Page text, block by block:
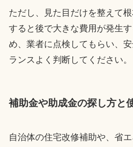
ただし、見た目だけを整えて
すると後で大きな費用が発生
め、業者に点検してもらい、
ランスよく判断してください。
補助金や助成金の探し方と
自治体の住宅改修補助や、省